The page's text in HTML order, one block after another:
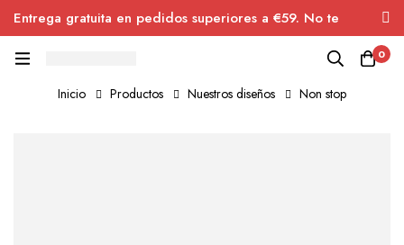
Entrega gratuita en pedidos superiores a €59. No te
pierdas el descuento.
0
Inicio Productos Nuestros diseños Non stop